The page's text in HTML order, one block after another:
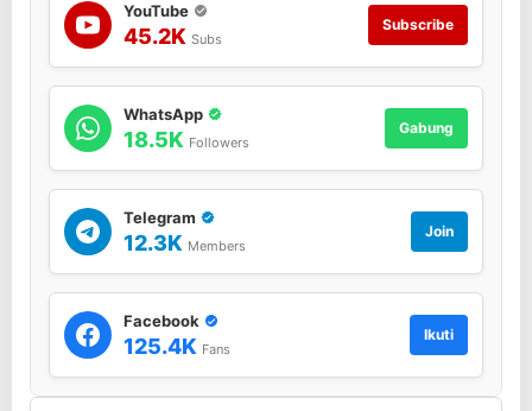
YouTube
45.2K Subs
Subscribe
WhatsApp
18.5K Followers
Gabung
Telegram
12.3K Members
Join
Facebook
125.4K Fans
Ikuti